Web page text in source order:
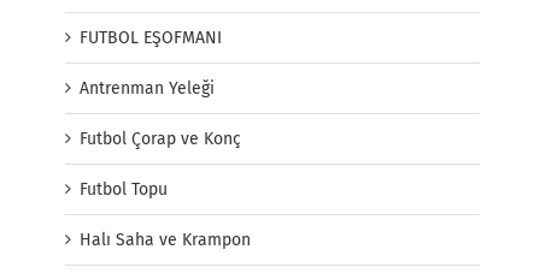
FUTBOL EŞOFMANI
Antrenman Yeleği
Futbol Çorap ve Konç
Futbol Topu
Halı Saha ve Krampon